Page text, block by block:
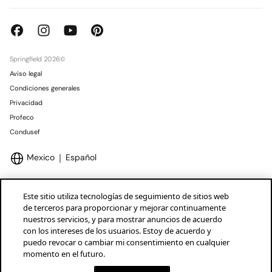
Springfield 2026©
Aviso legal
Condiciones generales
Privacidad
Profeco
Condusef
Mexico Español
Marcas Tendam
Este sitio utiliza tecnologías de seguimiento de sitios web
de terceros para proporcionar y mejorar continuamente
nuestros servicios, y para mostrar anuncios de acuerdo
con los intereses de los usuarios. Estoy de acuerdo y
puedo revocar o cambiar mi consentimiento en cualquier
momento en el futuro.